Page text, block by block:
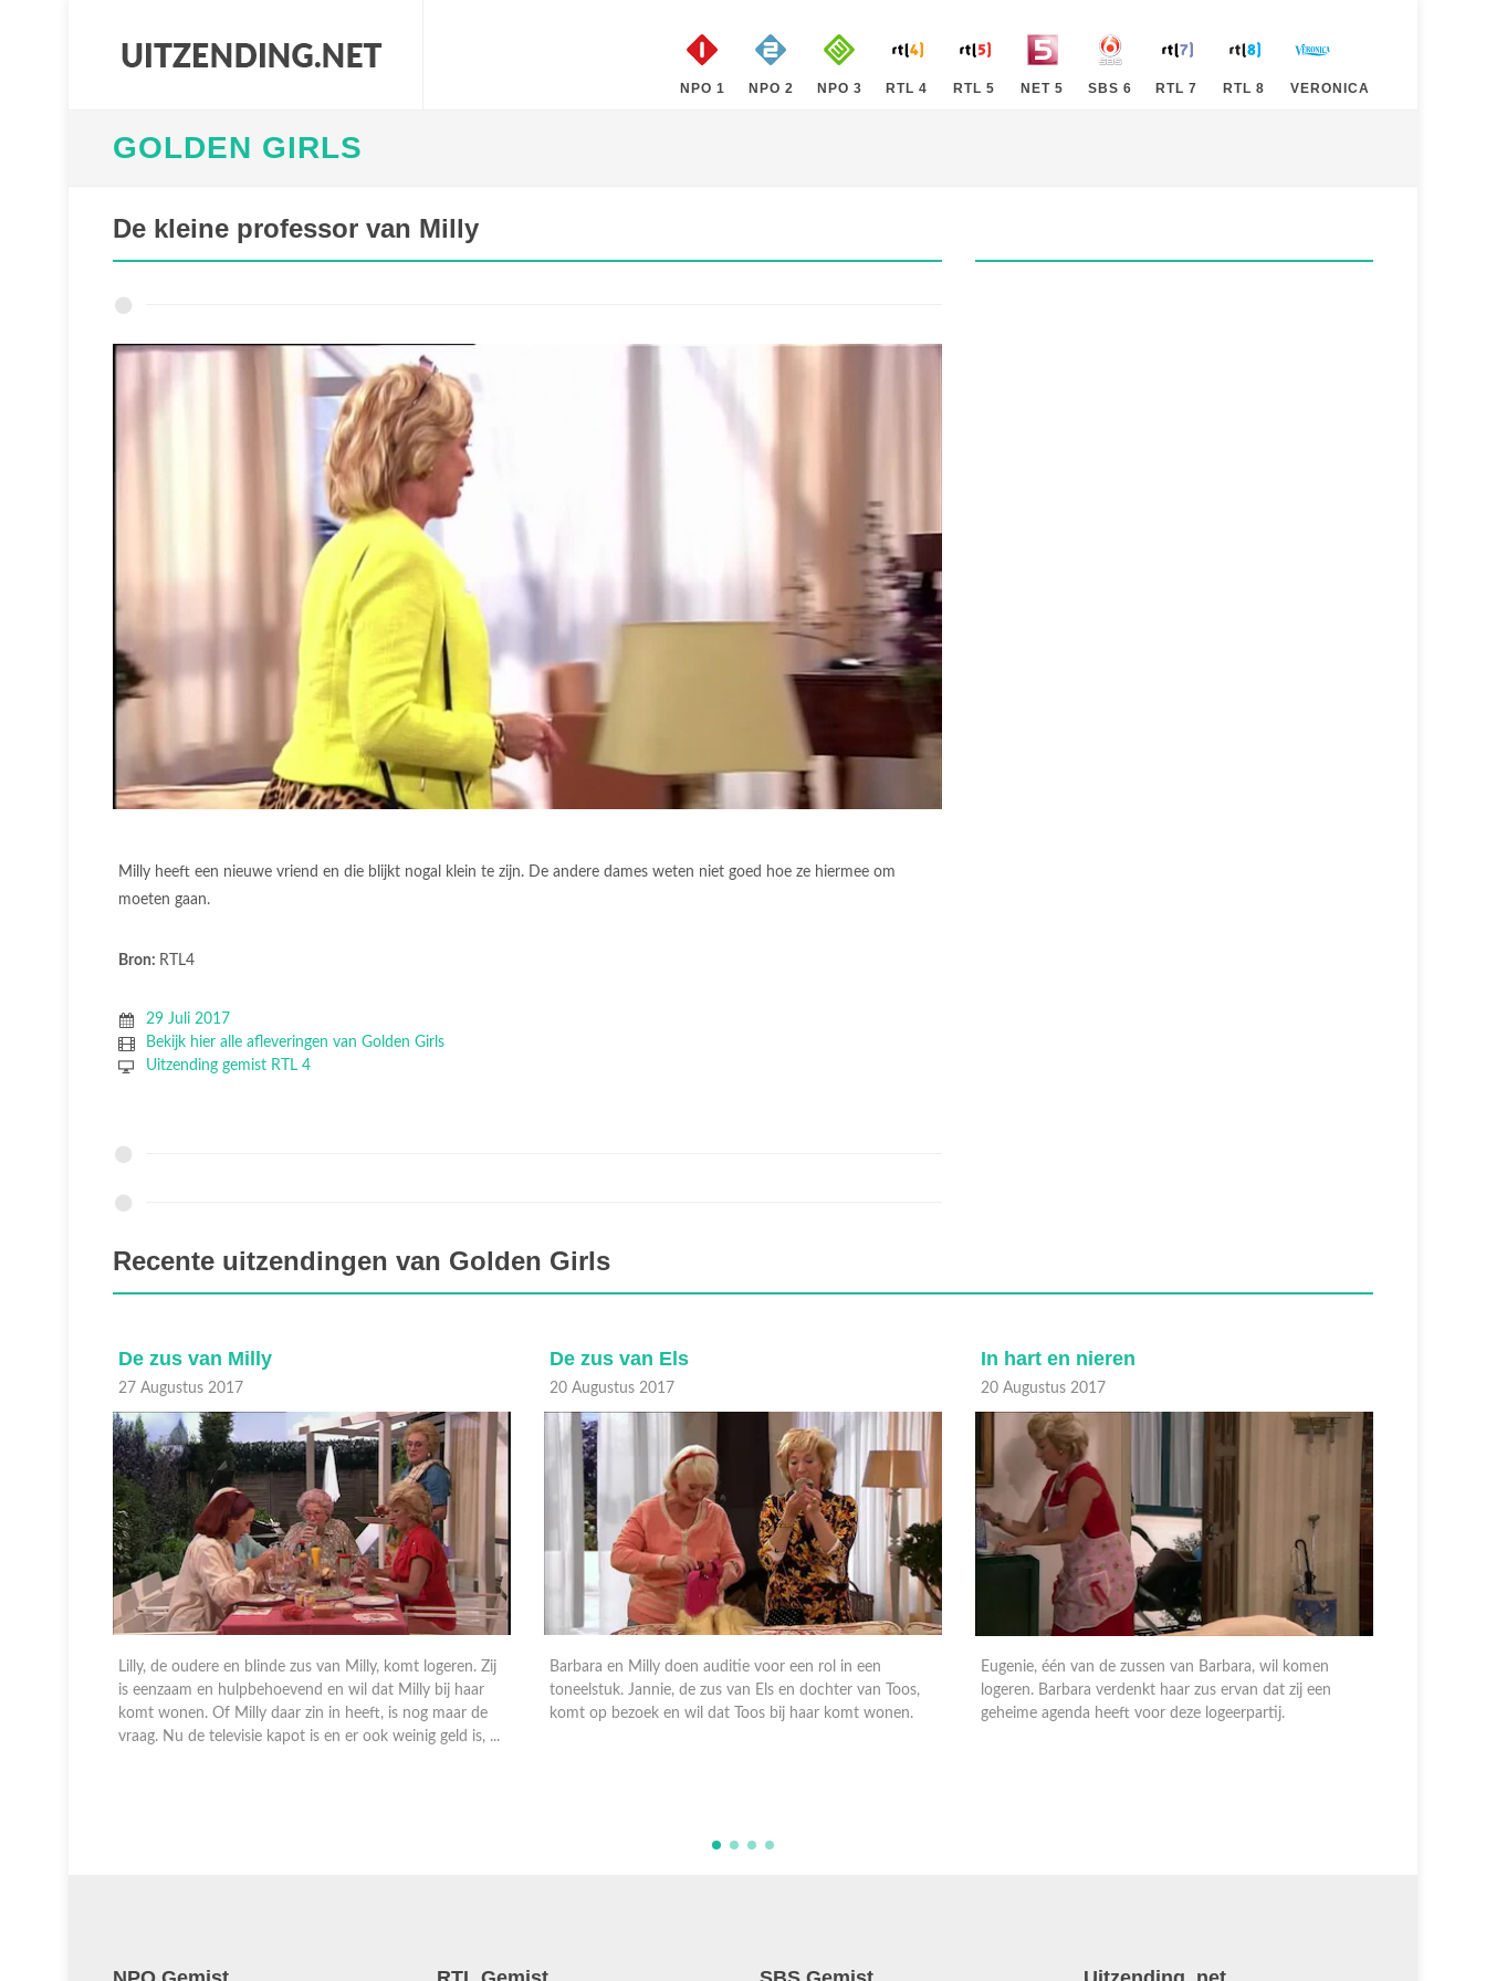
NPO 1 NPO 2 NPO 3 RTL 4 RTL 5 NET 5 SBS 6 RTL 7 RTL 8 VERONICA
GOLDEN GIRLS
De kleine professor van Milly
Milly heeft een nieuwe vriend en die blijkt nogal klein te zijn. De andere dames weten niet goed hoe ze hiermee om
moeten gaan.
Bron: RTL4
29 Juli 2017
Bekijk hier alle afleveringen van Golden Girls
Uitzending gemist RTL 4
Recente uitzendingen van Golden Girls
De zus van Milly
27 Augustus 2017
Lilly, de oudere en blinde zus van Milly, komt logeren. Zij
is eenzaam en hulpbehoevend en wil dat Milly bij haar
komt wonen. Of Milly daar zin in heeft, is nog maar de
vraag. Nu de televisie kapot is en er ook weinig geld is, ...
De zus van Els
20 Augustus 2017
Barbara en Milly doen auditie voor een rol in een
toneelstuk. Jannie, de zus van Els en dochter van Toos,
komt op bezoek en wil dat Toos bij haar komt wonen.
In hart en nieren
20 Augustus 2017
Eugenie, één van de zussen van Barbara, wil komen
logeren. Barbara verdenkt haar zus ervan dat zij een
geheime agenda heeft voor deze logeerpartij.